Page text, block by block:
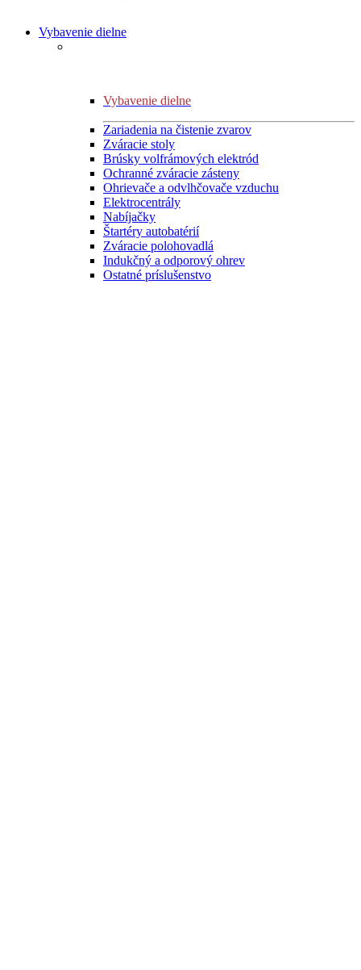
Vybavenie dielne
Vybavenie dielne
Zariadenia na čistenie zvarov
Zváracie stoly
Brúsky volfrámových elektród
Ochranné zváracie zásteny
Ohrievače a odvlhčovače vzduchu
Elektrocentrály
Nabíjačky
Štartéry autobatérií
Zváracie polohovadlá
Indukčný a odporový ohrev
Ostatné príslušenstvo